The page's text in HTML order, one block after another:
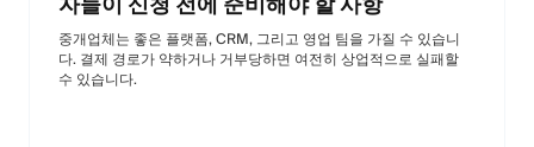
중개업체는 좋은 플랫폼, CRM, 그리고 영업 팀을 가질 수 있습니
다. 결제 경로가 약하거나 거부당하면 여전히 상업적으로 실패할
수 있습니다.